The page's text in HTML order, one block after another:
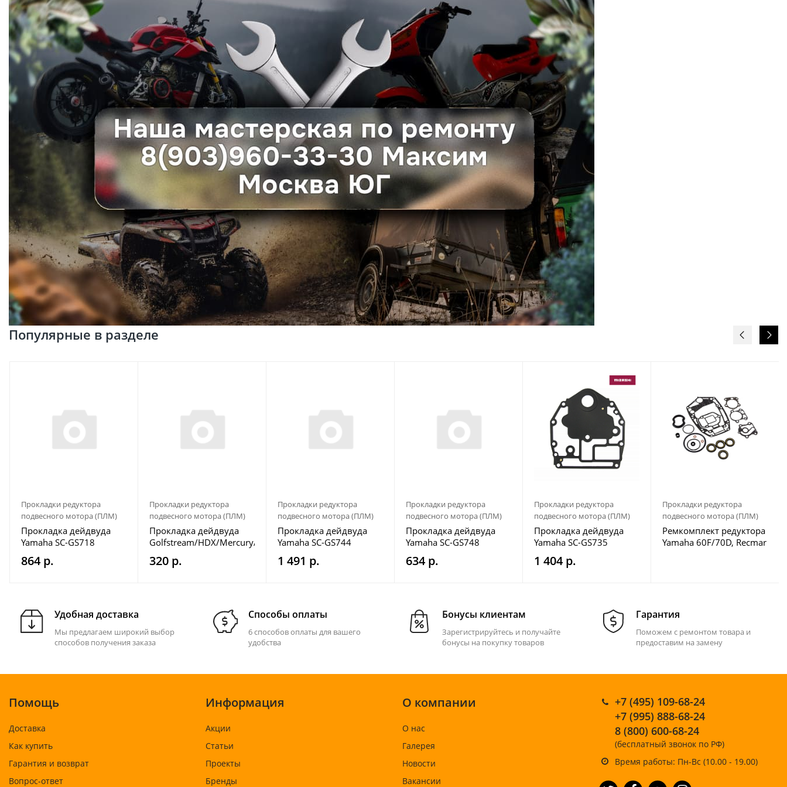
Популярные в разделе
Прокладки редуктора
подвесного мотора (ПЛМ)
Прокладка дейдвуда
Yamaha SC-GS718
864 р.
Прокладки редуктора
подвесного мотора (ПЛМ)
Прокладка дейдвуда
Golfstream/HDX/Mercury/Mariner/Parsun/Tohatsu/Toyama
SC-GS550
320 р.
Прокладки редуктора
подвесного мотора (ПЛМ)
Прокладка дейдвуда
Yamaha SC-GS744
1 491 р.
Прокладки редуктора
подвесного мотора (ПЛМ)
Прокладка дейдвуда
Yamaha SC-GS748
634 р.
Прокладки редуктора
подвесного мотора (ПЛМ)
Прокладка дейдвуда
Yamaha SC-GS735
1 404 р.
Прокладки редуктора
подвесного мотора (ПЛМ)
Ремкомплект редуктора
Yamaha 60F/70D, Recmar
Удобная доставка
Мы предлагаем широкий выбор
способов получения заказа
Способы оплаты
6 способов оплаты для вашего
удобства
Бонусы клиентам
Зарегистрируйтесь и получайте
бонусы на покупку товаров
Гарантия
Поможем с ремонтом товара и
предоставим на замену
Помощь
Доставка
Как купить
Гарантия и возврат
Вопрос-ответ
Информация
Акции
Статьи
Проекты
Бренды
О компании
О нас
Галерея
Новости
Вакансии
+7 (495) 109-68-24
+7 (995) 888-68-24
8 (800) 600-68-24
(бесплатный звонок по РФ)
Время работы: Пн-Вс (10.00 - 19.00)